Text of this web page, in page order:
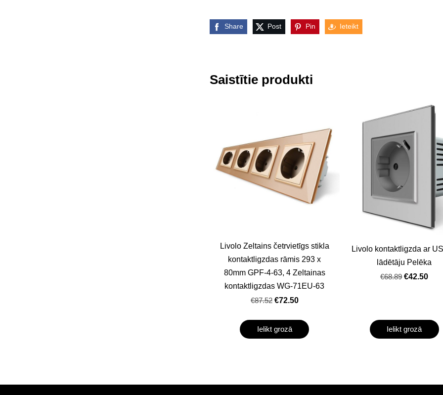
Share Post Pin Ieteikt
Saistītie produkti
Livolo Zeltains četrvietīgs stikla
kontaktligzdas rāmis 293 x
80mm GPF-4-63, 4 Zeltainas
kontaktligzdas WG-71EU-63
€87.52 €72.50
Ielikt grozā
Livolo kontaktligzda ar
lādētāju Pelēka
€68.89 €42.50
Ielikt grozā